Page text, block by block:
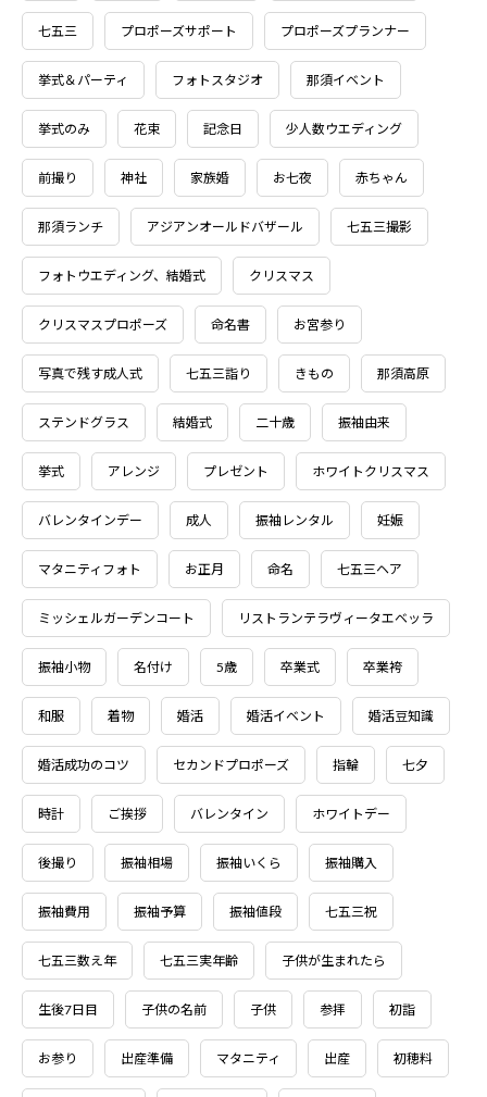
七五三 プロポーズサポート プロポーズプランナー
挙式＆パーティ フォトスタジオ 那須イベント
挙式のみ 花束 記念日 少人数ウエディング
前撮り 神社 家族婚 お七夜 赤ちゃん
那須ランチ アジアンオールドバザール 七五三撮影
フォトウエディング、結婚式 クリスマス
クリスマスプロポーズ 命名書 お宮参り
写真で残す成人式 七五三詣り きもの 那須高原
ステンドグラス 結婚式 二十歳 振袖由来
挙式 アレンジ プレゼント ホワイトクリスマス
バレンタインデー 成人 振袖レンタル 妊娠
マタニティフォト お正月 命名 七五三ヘア
ミッシェルガーデンコート リストランテラヴィータエベッラ
振袖小物 名付け 5歳 卒業式 卒業袴
和服 着物 婚活 婚活イベント 婚活豆知識
婚活成功のコツ セカンドプロポーズ 指輪 七夕
時計 ご挨拶 バレンタイン ホワイトデー
後撮り 振袖相場 振袖いくら 振袖購入
振袖費用 振袖予算 振袖値段 七五三祝
七五三数え年 七五三実年齢 子供が生まれたら
生後7日目 子供の名前 子供 参拝 初詣
お参り 出産準備 マタニティ 出産 初穂料